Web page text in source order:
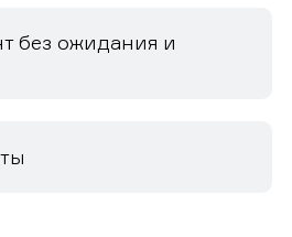
без ожидания и